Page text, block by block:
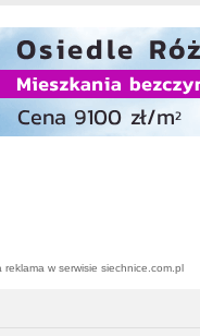
reklama w serwisie siechnice.com.pl